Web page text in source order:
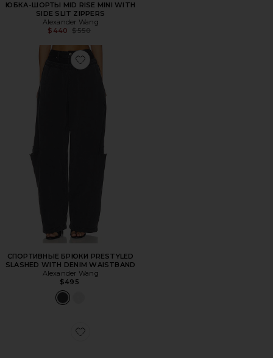
ЮБКА-ШОРТЫ MID RISE MINI WITH
SIDE SLIT ZIPPERS
Alexander Wang
$440
Previous price:
$550
Favorite СПОРТИВНЫЕ БРЮКИ PRESTYLED SLASHED
СПОРТИВНЫЕ БРЮКИ PRESTYLED
SLASHED WITH DENIM WAISTBAND
Alexander Wang
$495
Favorite СУМКА ТОУТ PUNCH